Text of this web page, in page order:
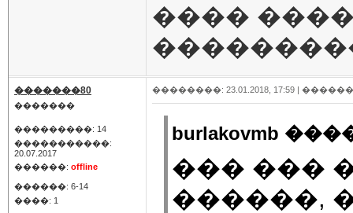
����
�������80
�������
���������: 14
�����������:
20.07.2017
������: offline
������: 6-14
����: 1
��������: 23.01.2018, 17:59 |
burlakovmb
��� ���
������,